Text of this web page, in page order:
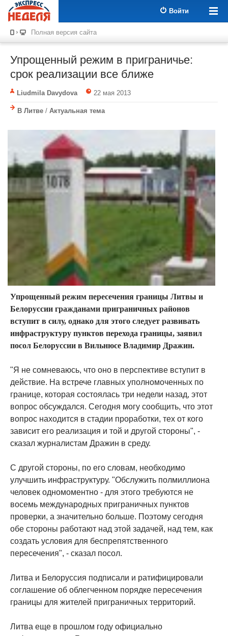
Войти
Полная версия сайта
Упрощенный режим в приграничье:
срок реализации все ближе
Liudmila Davydova 22 мая 2013
В Литве / Актуальная тема
Упрощенный режим пересечения границы Литвы и
Белоруссии гражданами приграничных районов
вступит в силу, однако для этого следует развивать
инфраструктуру пунктов перехода границы, заявил
посол Белоруссии в Вильнюсе Владимир Дражин.
"Я не сомневаюсь, что оно в перспективе вступит в
действие. На встрече главных уполномоченных по
границе, которая состоялась три недели назад, этот
вопрос обсуждался. Сегодня могу сообщить, что этот
вопрос находится в стадии проработки, тех от кого
зависит его реализация и той и другой стороны", -
сказал журналистам Дражин в среду.
С другой стороны, по его словам, необходимо
улучшить инфраструктуру. "Обслужить полмиллиона
человек одномоментно - для этого требуются не
восемь международных приграничных пунктов
проверки, а значительно больше. Поэтому сегодня
обе стороны работают над этой задачей, над тем, как
создать условия для беспрепятственного
пересечения", - сказал посол.
Литва и Белоруссия подписали и ратифицировали
соглашение об облегченном порядке пересечения
границы для жителей приграничных территорий.
Литва еще в прошлом году официально